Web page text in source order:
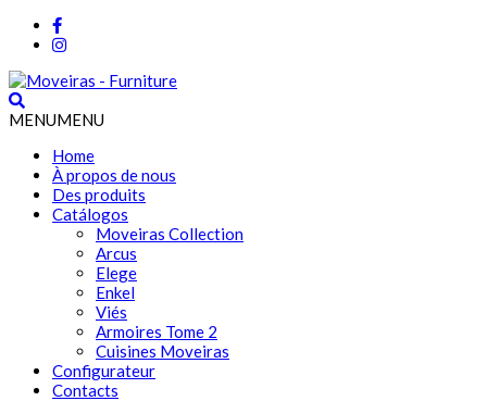
MENUMENU
Home
À propos de nous
Des produits
Catálogos
Moveiras Collection
Arcus
Elege
Enkel
Viés
Armoires Tome 2
Cuisines Moveiras
Configurateur
Contacts